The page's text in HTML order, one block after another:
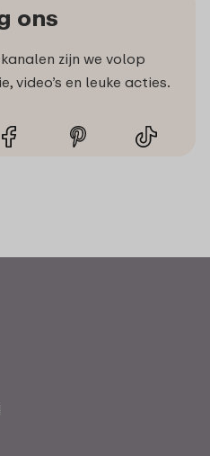
ons
zijn we volop
video’s en leuke acties.